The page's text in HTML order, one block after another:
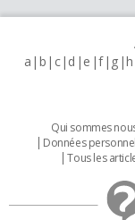
a b c d e f g h
Qui sommes
Données
Tous les